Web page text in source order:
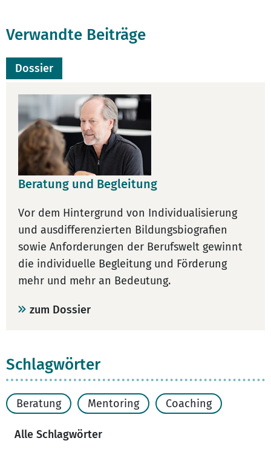
Verwandte Beiträge
Dossier
Beratung und Begleitung
Vor dem Hintergrund von Individualisierung
und ausdifferenzierten Bildungsbiografien
sowie Anforderungen der Berufswelt gewinnt
die individuelle Begleitung und Förderung
mehr und mehr an Bedeutung.
zum Dossier
Schlagwörter
Beratung Mentoring Coaching
Alle Schlagwörter